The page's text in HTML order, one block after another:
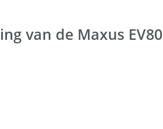
van de Maxus EV80